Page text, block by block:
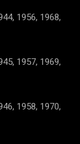
1956, 1968,
1957, 1969,
1958, 1970,